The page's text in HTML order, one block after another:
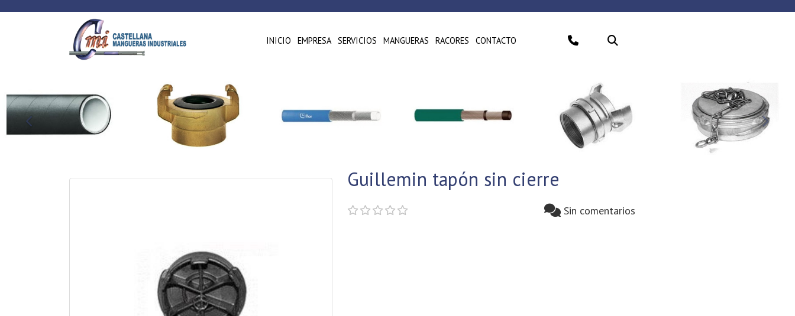
INICIO EMPRESA SERVICIOS MANGUERAS RACORES CONTACTO
Guillemin tapón sin cierre
Sin comentarios